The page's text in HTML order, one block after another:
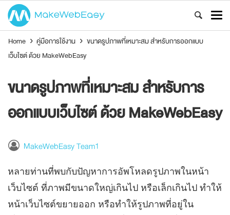
Home › คู่มือการใช้งาน › ขนาดรูปภาพที่เหมาะสม สำหรับการออกแบบ
เว็บไซต์ ด้วย MakeWebEasy
ขนาดรูปภาพที่เหมาะสม สำหรับการ
ออกแบบเว็บไซต์ ด้วย MakeWebEasy
MakeWebEasy Team1
หลายท่านที่พบกับปัญหาการอัพโหลดรูปภาพในหน้า
เว็บไซต์ ที่ภาพมีขนาดใหญ่เกินไป หรือเล็กเกินไป ทำให้
หน้าเว็บไซต์ขยายออก หรือทำให้รูปภาพที่อยู่ใน